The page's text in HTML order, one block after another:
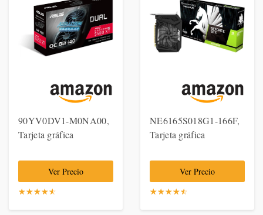
90YV0DV1-M0NA00,
Tarjeta gráfica
Ver Precio
☆☆☆☆☆
★★★★★
NE6165S018G1-166F,
Tarjeta gráfica
Ver Precio
☆☆☆☆☆
★★★★★